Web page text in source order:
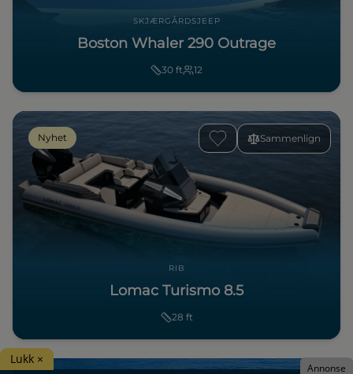
SKJÆRGÅRDSJEEP
Boston Whaler 290 Outrage
30 ft 12
Sammenlign
Nyhet
RIB
Lomac Turismo 8.5
28 ft
Annonse
Lukk ×